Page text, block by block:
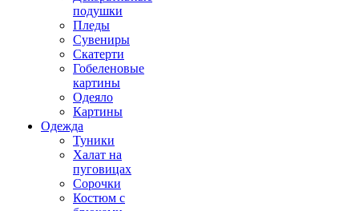
подушки
Пледы
Сувениры
Скатерти
Гобеленовые
картины
Одеяло
Картины
Одежда
Туники
Халат на
пуговицах
Сорочки
Костюм с